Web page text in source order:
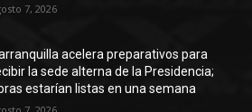
7, 2026
acelera preparativos para
la sede alterna de la Presidencia;
estarían listas en una semana